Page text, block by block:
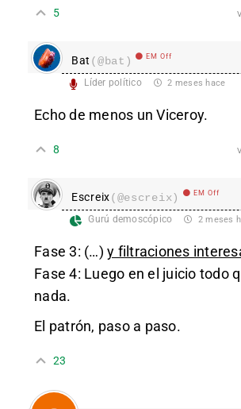
5
Bat (@bat) EM Off
Líder político 2 meses hace
Echo de menos un Viceroy.
8
Escreix(@escreix) EM Off
Gurú demoscópico 2 meses
Fase 3: (…) y filtraciones
Fase 4: Luego en el juicio todo
nada.
El patrón, paso a paso.
23